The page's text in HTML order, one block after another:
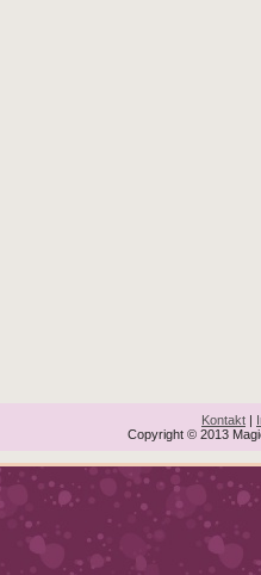
Kontakt |
Copyright © 2013